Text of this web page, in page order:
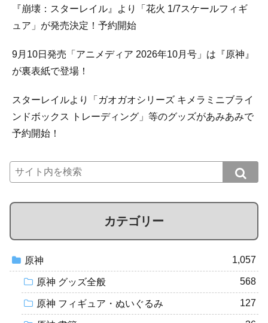
『崩壊：スターレイル』より「花火 1/7スケールフィギ
ュア」が発売決定！予約開始
9月10日発売「アニメディア 2026年10月号」は『原神』
が裏表紙で登場！
スターレイルより「ガオガオシリーズ キメラミニブライ
ンドボックス トレーディング」等のグッズがあみあみで
予約開始！
カテゴリー
原神 1,057
原神 グッズ全般 568
原神 フィギュア・ぬいぐるみ 127